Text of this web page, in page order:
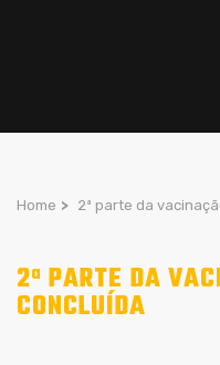
Home > 2ª parte da
2ª PARTE DA
CONCLUÍDA